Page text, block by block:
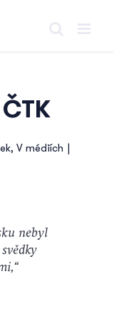
, V médiích |
nebyl